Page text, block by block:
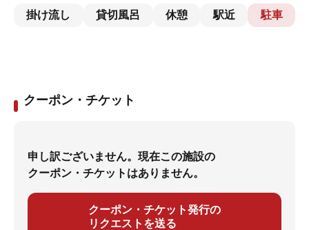
掛け流し 貸切風呂 休憩 駅近 駐車
クーポン・チケット
申し訳ございません。現在この施設の
クーポン・チケットはありません。
クーポン・チケット発行の
リクエストを送る